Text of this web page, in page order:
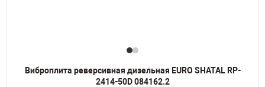
Виброплита реверсивная дизельная EURO SHATAL RP-
2414-50D 084162.2